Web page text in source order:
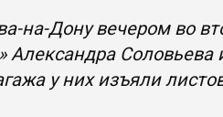
на-Дону вечером во
Александра
у них изъяли